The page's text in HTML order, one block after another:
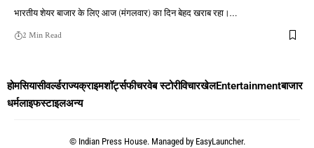
भारतीय शेयर बाजार के लिए आज (मंगलवार) का दिन बेहद खराब रहा।…
2 Min Read
होमसियासीवर्ल्डराज्यक्राइमशॉर्ट्सफीचरवेब स्टोरीविचारखेलEntertainmentबाजार
धर्मलाइफस्टाइलअन्य
© Indian Press House. Managed by EasyLauncher.